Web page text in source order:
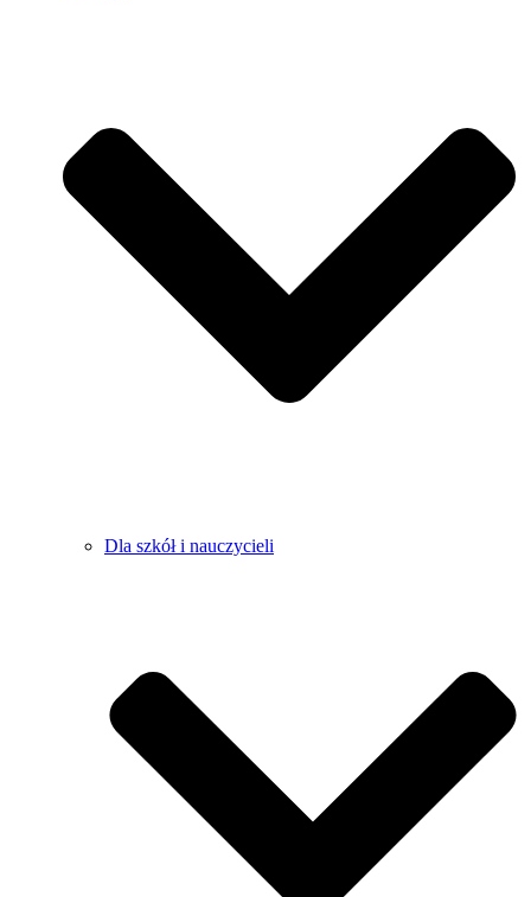
Dla szkół i nauczycieli